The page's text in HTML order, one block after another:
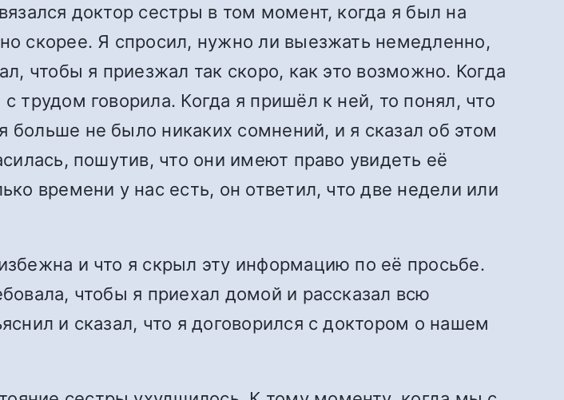
доктор сестры в том момент, когда я был на
скорее. Я спросил, нужно ли выезжать немедленно,
чтобы я приезжал так скоро, как это возможно. Когда
трудом говорила. Когда я пришёл к ней, то понял, что
не было никаких сомнений, и я сказал об этом
пошутив, что они имеют право увидеть её
времени у нас есть, он ответил, что две недели или
и что я скрыл эту информацию по её просьбе.
чтобы я приехал домой и рассказал всю
и сказал, что я договорился с доктором о нашем